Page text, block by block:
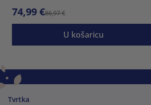
74,99 €86,97 €
U košaricu
Tvrtka